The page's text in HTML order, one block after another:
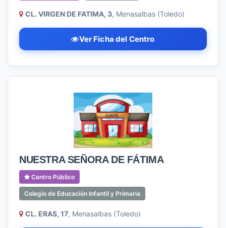
CL. VIRGEN DE FATIMA, 3, Menasalbas (Toledo)
Ver Ficha del Centro
NUESTRA SEÑORA DE FÁTIMA
Centro Público
Colegio de Educación Infantil y Primaria
CL. ERAS, 17, Menasalbas (Toledo)